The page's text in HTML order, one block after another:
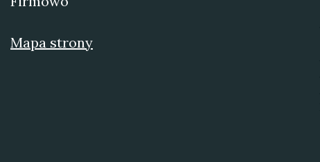
Mapa strony